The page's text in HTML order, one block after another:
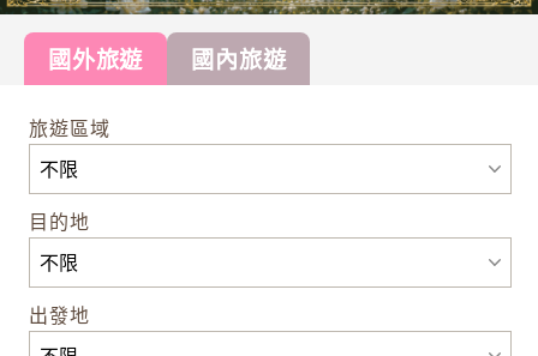
國外旅遊 國內旅遊
旅遊區域
目的地
出發地